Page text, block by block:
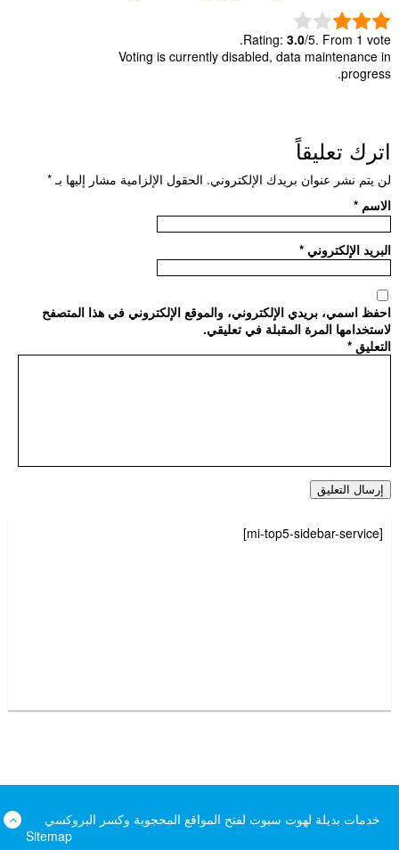
Rating:3.0/5. From 1 vote.
Voting is currently disabled, data maintenance in
progress.
اترك تعليقاً
لن يتم نشر عنوان بريدك الإلكتروني. الحقول الإلزامية مشار إليها بـ *
الاسم *
البريد الإلكتروني *
احفظ اسمي، بريدي الإلكتروني، والموقع الإلكتروني في هذا المتصفح
لاستخدامها المرة المقبلة في تعليقي.
التعليق *
[mi-top5-sidebar-service]
خدمات بديلة لهوت سبوت لفتح المواقع المحجوبة وكسر البروكسي
Sitemap